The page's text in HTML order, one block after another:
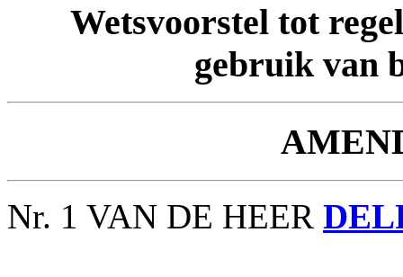
Wetsvoorstel tot
gebruik van
Nr. 1 VAN DE HEER